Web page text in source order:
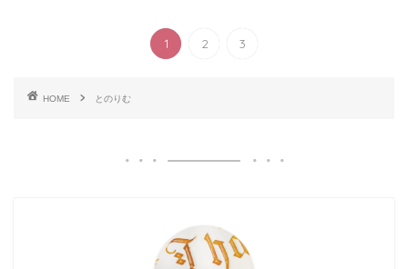
1 2 3
HOME とのりむ